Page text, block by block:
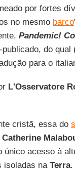
por fortes
no mesmo barco
Pandemic!
do
para o
L'Osservatore
cristã, essa do
Catherine
único acesso à
isoladas na Terra.